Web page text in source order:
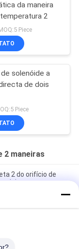
da maneira
2
Piece
de solenóide a
de dois
Piece
2 maneiras
2 do orifício de
mini
G1/2 do orifício
1.5MPa 2 de alta